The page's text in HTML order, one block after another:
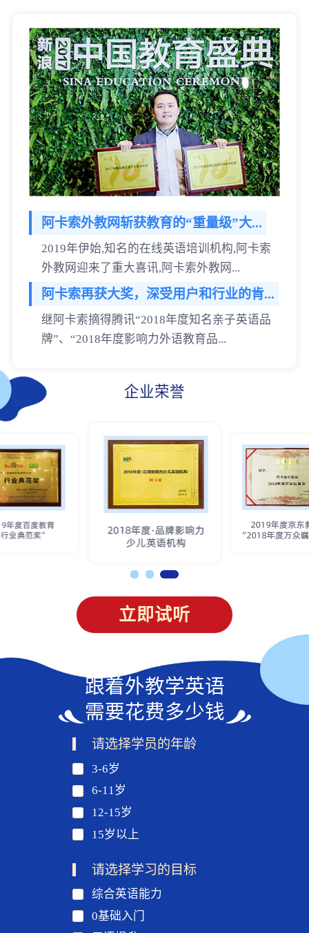
阿卡索外教网斩获教育的“重量级”大...
2019年伊始,知名的在线英语培训机构,阿卡索
外教网迎来了重大喜讯,阿卡索外教网...
阿卡索再获大奖，深受用户和行业的肯...
继阿卡索摘得腾讯“2018年度知名亲子英语品
牌”、“2018年度影响力外语教育品...
企业荣誉
立即试听
跟着外教学英语
需要花费多少钱
请选择学员的年龄
3-6岁
6-11岁
12-15岁
15岁以上
请选择学习的目标
综合英语能力
0基础入门